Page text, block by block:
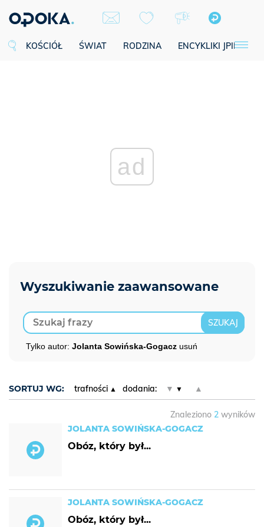
KOŚCIÓŁ ŚWIAT RODZINA ENCYKLIKI JPII
ad
Tylko autor: Jolanta Sowińska-Gogacz usuń
SORTUJ WG: trafności dodania: ▼ ▲
Znaleziono 2 wyników
JOLANTA SOWIŃSKA-GOGACZ
Obóz, który był...
JOLANTA SOWIŃSKA-GOGACZ
Obóz, który był...